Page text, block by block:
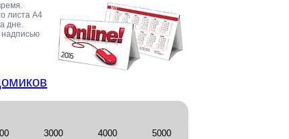
листа А4
дне.
надписью
3000 4000
5000